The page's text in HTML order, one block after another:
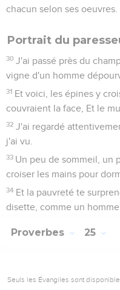
chacun selon ses oeuvres.
Portrait du
30 J'ai passé près du
vigne d'un homme
31 Et voici, les épines y
couvraient la face, Et le
32 J'ai regardé
j'ai vu.
33 Un peu de sommeil, un
croiser les mains pour
34 Et la pauvreté te
disette, comme un homme
Proverbes 25
Seuls les Évangiles sont